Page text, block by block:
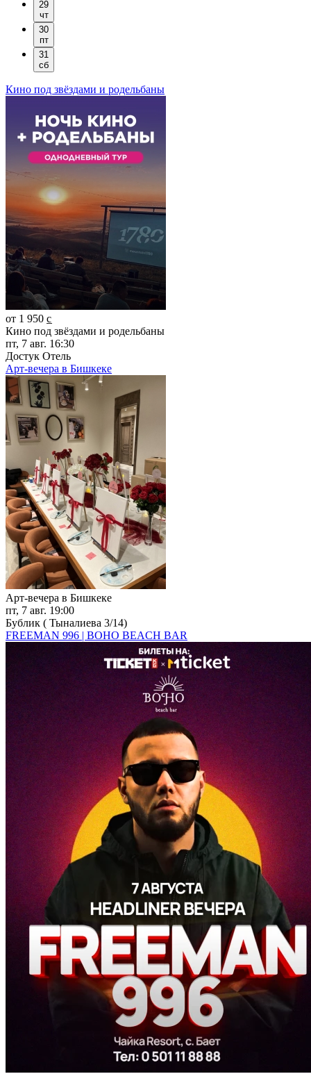
29
чт
30
пт
31
сб
Кино под звёздами и родельбаны
от 1 950 c̲
Кино под звёздами и родельбаны
пт, 7 авг. 16:30
Достук Отель
Арт-вечера в Бишкеке
Арт-вечера в Бишкеке
пт, 7 авг. 19:00
Бублик ( Тыналиева 3/14)
FREEMAN 996 | BOHO BEACH BAR